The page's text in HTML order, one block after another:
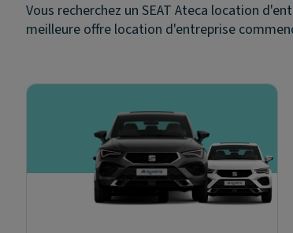
Vous recherchez un SEAT Ateca location
meilleure offre location d'entreprise